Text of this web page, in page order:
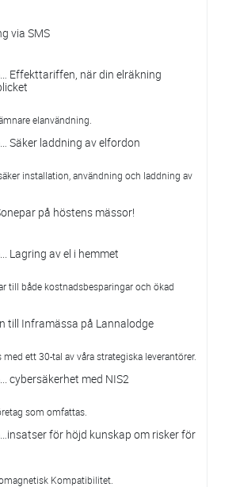
via SMS
Effekttariffen, när din elräkning
elanvändning.
Säker laddning av elfordon
installation, användning och laddning av
på höstens mässor!
Lagring av el i hemmet
till både kostnadsbesparingar och ökad
till Inframässa på Lannalodge
ett 30-tal av våra strategiska leverantörer.
cybersäkerhet med NIS2
som omfattas.
för höjd kunskap om risker för
Kompatibilitet.